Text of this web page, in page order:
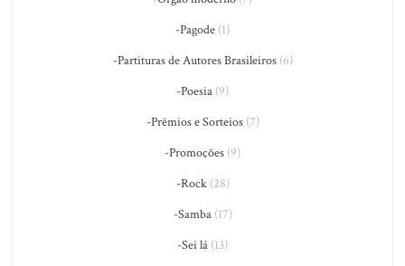
-Pagode (1)
-Partituras de Autores Brasileiros(6)
-Poesia (9)
-Prêmios e Sorteios(7)
-Promoções (9)
-Rock(28)
-Samba(17)
-Sei lá (13)